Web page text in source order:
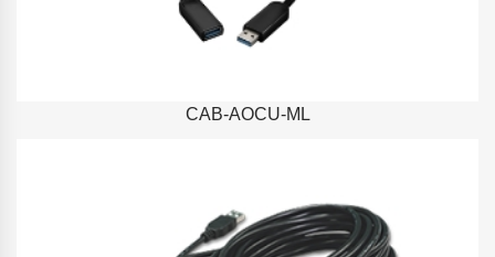
CAB-AOCU-ML